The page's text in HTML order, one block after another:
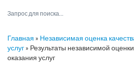
Главная » Независимая оценка
услуг» Результаты независимой
оказания услуг